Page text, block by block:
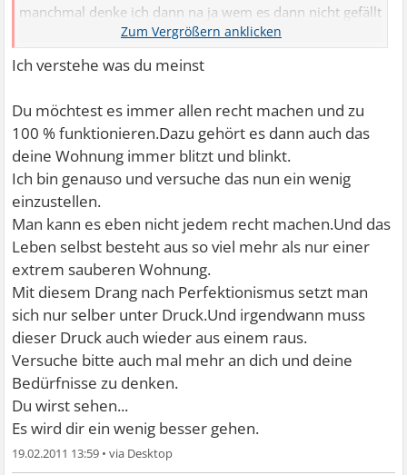
manchmal denke ich dann na ja wem es dann nicht gefällt
wir müssen uns wohl fühlen aber mittlerweile ist es so
werden hmm
und ach ich weiss auch nicht wie ich es erklären soll eben
alles 120%
so das keiner einem was sagen kann
hmm
Ich verstehe was du meinst
Du möchtest es immer allen recht machen und zu
100 % funktionieren.Dazu gehört es dann auch das
deine Wohnung immer blitzt und blinkt.
Ich bin genauso und versuche das nun ein wenig
einzustellen.
Man kann es eben nicht jedem recht machen.Und das
Leben selbst besteht aus so viel mehr als nur einer
extrem sauberen Wohnung.
Mit diesem Drang nach Perfektionismus setzt man
sich nur selber unter Druck.Und irgendwann muss
dieser Druck auch wieder aus einem raus.
Versuche bitte auch mal mehr an dich und deine
Bedürfnisse zu denken.
Du wirst sehen...
Es wird dir ein wenig besser gehen.
19.02.2011 13:59 •